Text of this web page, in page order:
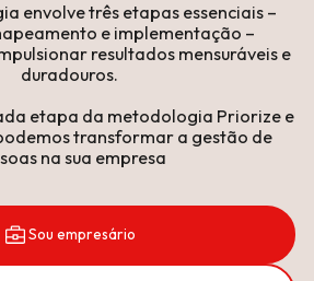
envolve três etapas essenciais –
e implementação –
resultados mensuráveis e
duradouros.
etapa da metodologia Priorize e
transformar a gestão de
na sua empresa
Sou empresário